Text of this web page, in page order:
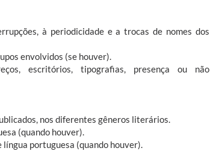
à periodicidade e a trocas de nomes dos
envolvidos (se houver).
escritórios, tipografias, presença ou não
nos diferentes gêneros literários.
(quando houver).
portuguesa (quando houver).